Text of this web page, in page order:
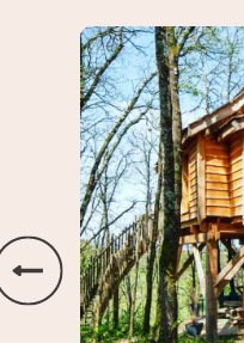
Domaine Roccas